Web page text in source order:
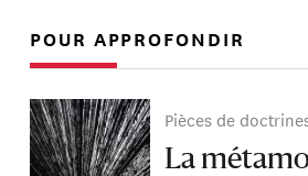
POUR APPROFONDIR
Pièces de
La